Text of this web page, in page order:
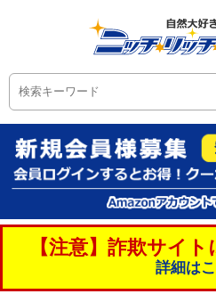
【注意】詐欺サイ
詳細は